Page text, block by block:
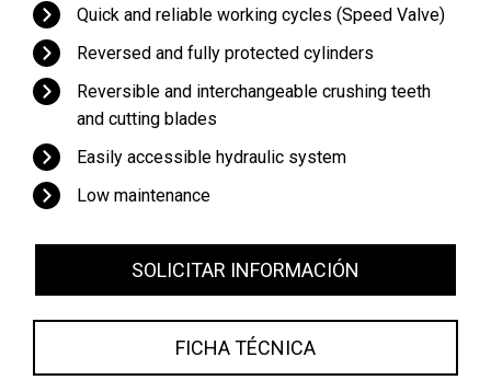
Quick and reliable working cycles (Speed Valve)
Reversed and fully protected cylinders
Reversible and interchangeable crushing teeth
and cutting blades
Easily accessible hydraulic system
Low maintenance
SOLICITAR INFORMACIÓN
FICHA TÉCNICA